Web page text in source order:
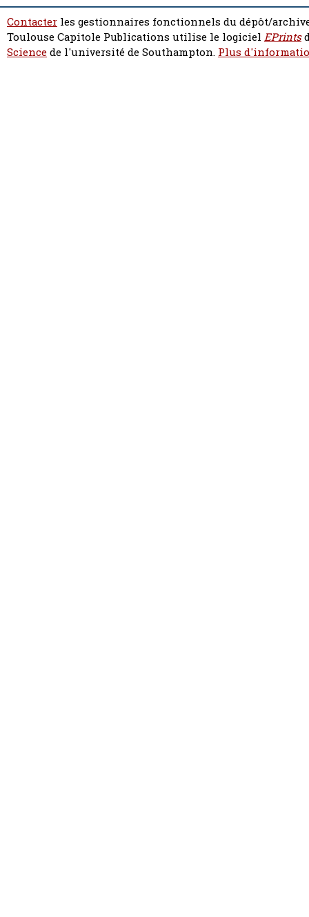
Contacter les gestionnaires fonctionnels du dépôt/
Toulouse Capitole Publications utilise le logiciel EPrints
Sciencede l'université de Southampton. Plus